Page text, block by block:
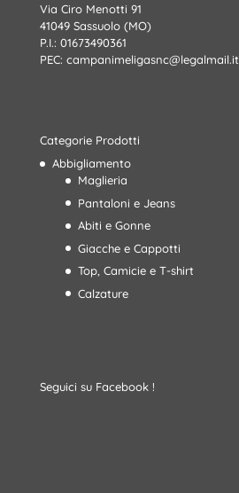
Via Ciro Menotti 91
41049 Sassuolo (MO)
P.I.: 01673490361
PEC: campanimeligasnc@legalmail.it
Categorie Prodotti
Abbigliamento
Maglieria
Pantaloni e Jeans
Abiti e Gonne
Giacche e Cappotti
Top, Camicie e T-shirt
Calzature
Seguici su Facebook !